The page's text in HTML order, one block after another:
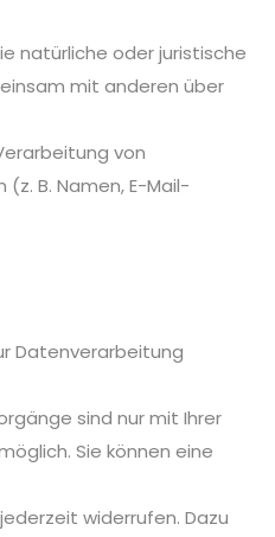
natürliche oder juristische
mit anderen über
von
B. Namen, E-Mail-
Datenverarbeitung
sind nur mit Ihrer
Sie können eine
widerrufen. Dazu